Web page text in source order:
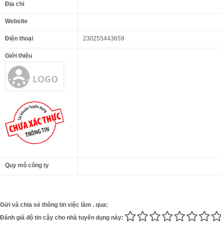
Địa chỉ
Website
Điện thoại 230255443659
Giới thiệu
Quy mô công ty
Gửi và chia sẻ thông tin việc làm . qua:
Đánh giá độ tin cậy cho nhà tuyển dụng này: